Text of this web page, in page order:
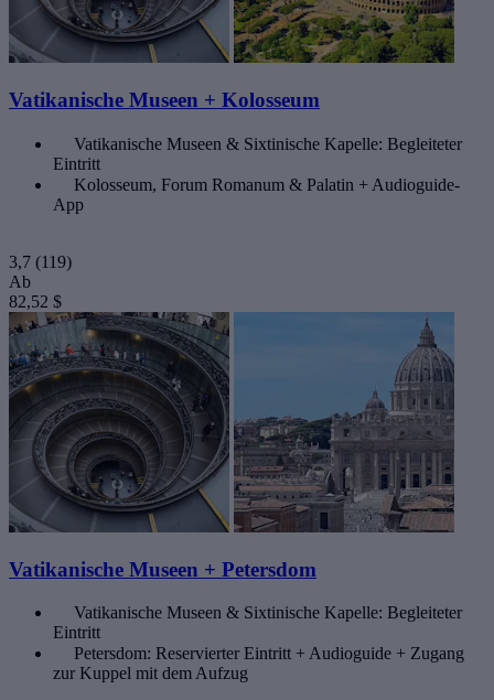
Vatikanische Museen + Kolosseum
Vatikanische Museen & Sixtinische Kapelle: Begleiteter
Eintritt
Kolosseum, Forum Romanum & Palatin + Audioguide-
App
3,7 (119)
Ab
82,52 $
Vatikanische Museen + Petersdom
Vatikanische Museen & Sixtinische Kapelle: Begleiteter
Eintritt
Petersdom: Reservierter Eintritt + Audioguide + Zugang
zur Kuppel mit dem Aufzug